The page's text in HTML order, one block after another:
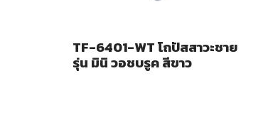
TF-6401-WT โถปัสสาวะชาย
รุ่น มินิ วอชบรูค สีขาว